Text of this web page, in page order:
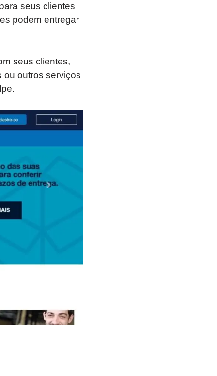
seus clientes
podem entregar
seus clientes,
ou outros serviços